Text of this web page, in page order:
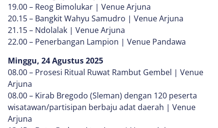
19.00 – Reog Bimolukar | Venue Arjuna
20.15 – Bangkit Wahyu Samudro | Venue Arjuna
21.15 – Ndolalak | Venue Arjuna
22.00 – Penerbangan Lampion | Venue Pandawa
Minggu, 24 Agustus 2025
08.00 – Prosesi Ritual Ruwat Rambut Gembel | Venue
Arjuna
08.00 – Kirab Bregodo (Sleman) dengan 120 peserta
wisatawan/partisipan berbaju adat daerah | Venue
Arjuna